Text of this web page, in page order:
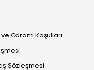
Garanti Koşulları
Sözleşmesi